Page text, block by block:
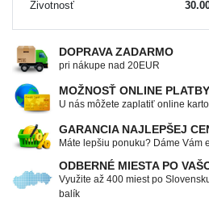
Životnosť
DOPRAVA ZADARMO
pri nákupe nad 20EUR
MOŽNOSŤ ONLINE PLATBY
U nás môžete zaplatiť online
GARANCIA NAJLEPŠEJ
Máte lepšiu ponuku? Dáme Vám
ODBERNÉ MIESTA PO
Využite až 400 miest po
balík